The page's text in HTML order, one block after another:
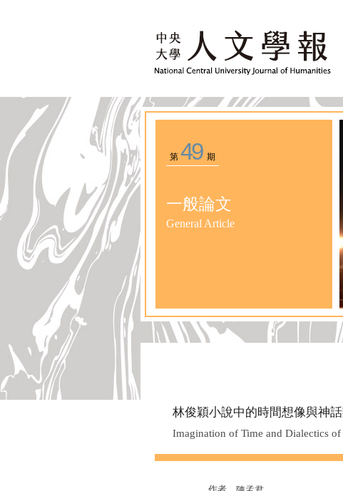
第 49期
一般論文
General Article
林俊穎小說中的時間想像與神
Imagination of Time and Dialectics